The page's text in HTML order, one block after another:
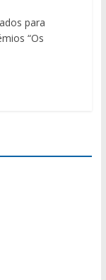
para
“Os